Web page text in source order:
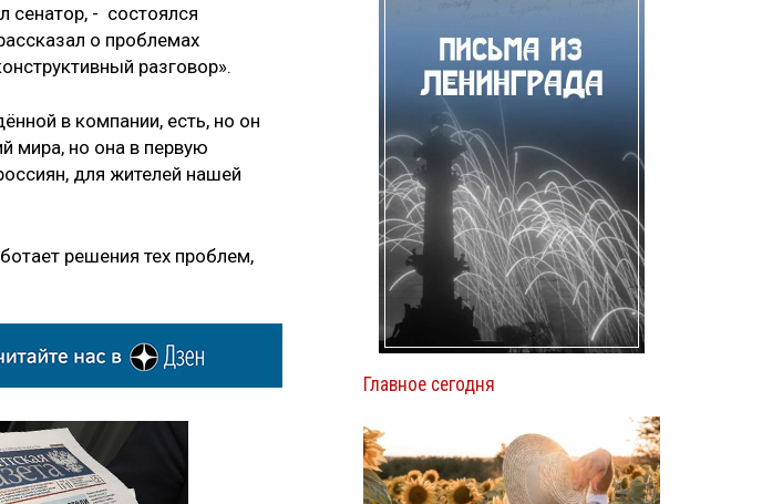
сенатор, - состоялся
о проблемах
разговор».
в компании, есть, но он
мира, но она в первую
для жителей нашей
решения тех проблем,
Главное сегодня